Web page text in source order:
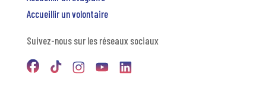
Accueillir un volontaire
Suivez-nous sur les réseaux sociaux